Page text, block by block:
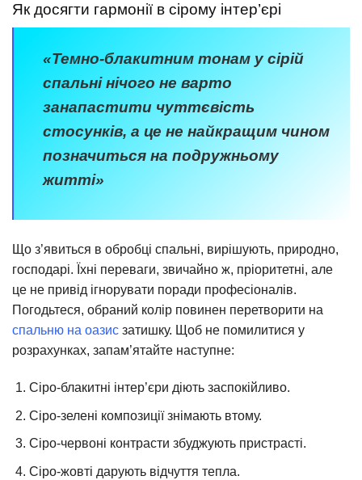
Як досягти гармонії в сірому інтер’єрі
«Темно-блакитним тонам у сірій
спальні нічого не варто
занапастити чуттєвість
стосунків, а це не найкращим чином
позначиться на подружньому
житті»
Що з’явиться в обробці спальні, вирішують, природно,
господарі. Їхні переваги, звичайно ж, пріоритетні, але
це не привід ігнорувати поради професіоналів.
Погодьтеся, обраний колір повинен перетворити на
спальню на оазис затишку. Щоб не помилитися у
розрахунках, запам’ятайте наступне:
Сіро-блакитні інтер’єри діють заспокійливо.
Сіро-зелені композиції знімають втому.
Сіро-червоні контрасти збуджують пристрасті.
Сіро-жовті дарують відчуття тепла.